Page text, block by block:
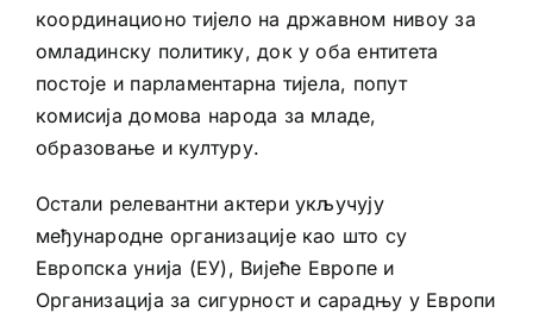
координационо тијело на државном нивоу за
омладинску политику, док у оба ентитета
постоје и парламентарна тијела, попут
комисија домова народа за младе,
образовање и културу.
Остали релевантни актери укључују
међународне организације као што су
Европска унија (ЕУ), Вијеће Европе и
Организација за сигурност и сарадњу у Европи